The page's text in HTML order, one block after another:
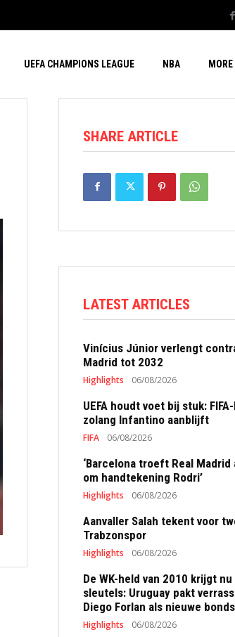
UEFA CHAMPIONS LEAGUE NBA MORE
SHARE ARTICLE
LATEST ARTICLES
Vinícius Júnior verlengt
Madrid tot 2032
Highlights 06/08/2026
UEFA houdt voet bij stuk:
zolang Infantino aanblijft
FIFA 06/08/2026
‘Barcelona troeft Real
om handtekening Rodri’
Highlights 06/08/2026
Aanvaller Salah tekent voor
Trabzonspor
Highlights 06/08/2026
De WK-held van 2010 krijgt nu
sleutels: Uruguay pakt
Diego Forlan als nieuwe
Highlights 06/08/2026